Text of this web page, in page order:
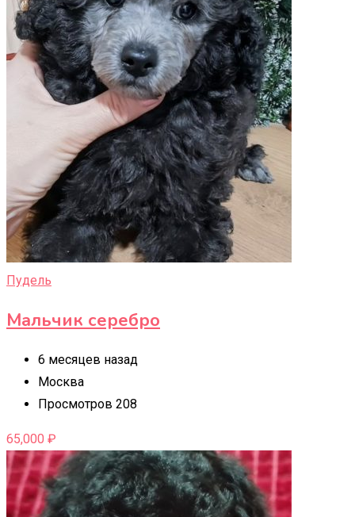
Пудель
Мальчик серебро
6 месяцев назад
Москва
Просмотров 208
65,000 ₽